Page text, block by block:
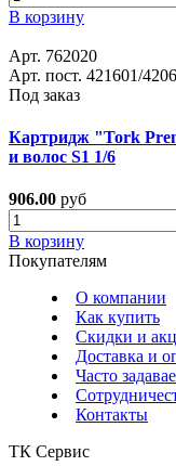
В корзину
Арт. 762020
Арт. пост. 421601/
Под заказ
Картридж "Tork
и волос S1 1/6
906.00 руб
В корзину
Покупателям
О компании
Как купить
Скидки и
Доставка и
Часто
Контакты
ТК Сервис